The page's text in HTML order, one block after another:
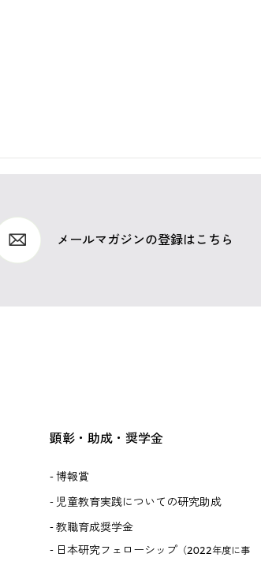
メールマガジンの登録はこちら
顕彰・助成・奨学金
博報賞
児童教育実践についての研究助成
教職育成奨学金
日本研究フェローシップ （2022年度に事